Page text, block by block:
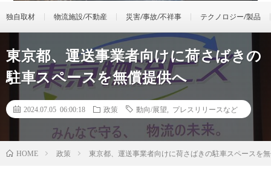
独自取材 物流施設/不動産 災害/事故/不祥事 テクノロジー/製品
東京都、運送事業者向けに荷さばきの
駐車スペースを無償提供へ
2024.07.05 06:00:18 政策 動向/展望 プレスリリースなど
HOME 政策 東京都、運送事業者向けに荷さばきの駐車スペースを